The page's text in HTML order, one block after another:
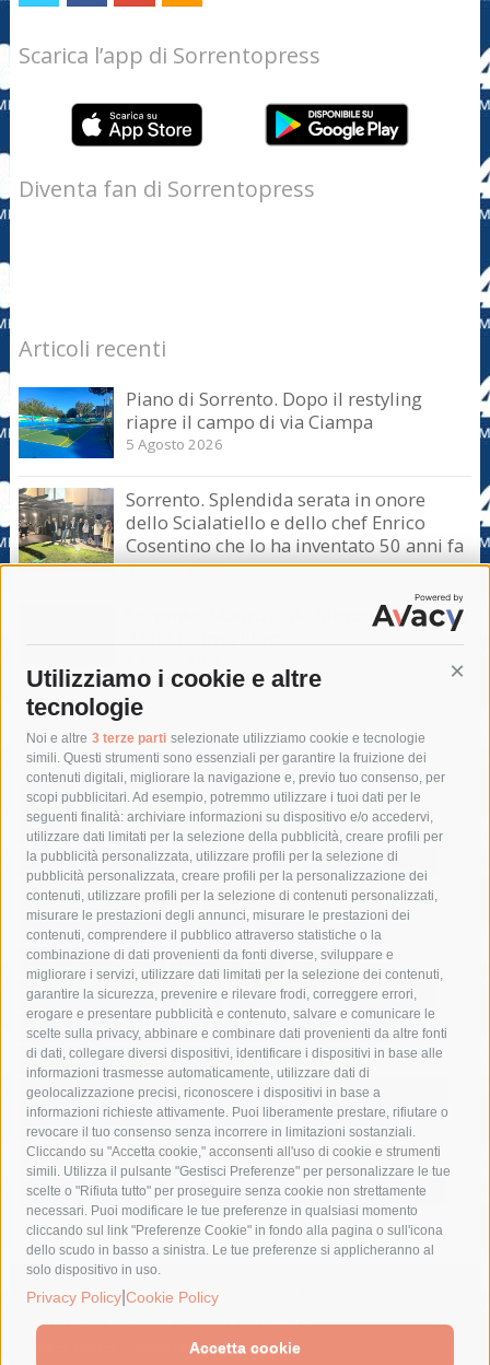
Utilizziamo i cookie e altre
tecnologie
Noi e altre 3 terze parti selezionate utilizziamo cookie e tecnologie
simili. Questi strumenti sono essenziali per garantire la fruizione dei
contenuti digitali, migliorare la navigazione e, previo tuo consenso, per
scopi pubblicitari. Ad esempio, potremmo utilizzare i tuoi dati per le
seguenti finalità: archiviare informazioni su dispositivo e/o accedervi,
utilizzare dati limitati per la selezione della pubblicità, creare profili per
la pubblicità personalizzata, utilizzare profili per la selezione di
pubblicità personalizzata, creare profili per la personalizzazione dei
contenuti, utilizzare profili per la selezione di contenuti personalizzati,
misurare le prestazioni degli annunci, misurare le prestazioni dei
contenuti, comprendere il pubblico attraverso statistiche o la
combinazione di dati provenienti da fonti diverse, sviluppare e
migliorare i servizi, utilizzare dati limitati per la selezione dei contenuti,
garantire la sicurezza, prevenire e rilevare frodi, correggere errori,
erogare e presentare pubblicità e contenuto, salvare e comunicare le
scelte sulla privacy, abbinare e combinare dati provenienti da altre fonti
di dati, collegare diversi dispositivi, identificare i dispositivi in base alle
informazioni trasmesse automaticamente, utilizzare dati di
geolocalizzazione precisi, riconoscere i dispositivi in base a
informazioni richieste attivamente. Puoi liberamente prestare, rifiutare o
revocare il tuo consenso senza incorrere in limitazioni sostanziali.
Cliccando su "Accetta cookie," acconsenti all'uso di cookie e strumenti
simili. Utilizza il pulsante "Gestisci Preferenze" per personalizzare le tue
scelte o "Rifiuta tutto" per proseguire senza cookie non strettamente
necessari. Puoi modificare le tue preferenze in qualsiasi momento
cliccando sul link "Preferenze Cookie" in fondo alla pagina o sull'icona
dello scudo in basso a sinistra. Le tue preferenze si applicheranno al
solo dispositivo in uso.
Privacy Policy Cookie Policy
Accetta cookie
Scarica l’app di Sorrentopress
Diventa fan di Sorrentopress
Articoli recenti
Piano di Sorrento. Dopo il restyling
riapre il campo di via Ciampa
5 Agosto 2026
Sorrento. Splendida serata in onore
dello Scialatiello e dello chef Enrico
Cosentino che lo ha inventato 50 anni fa
5 Agosto 2026
Sorrento. Maurizio de Giovanni presenta
il suo ultimo libro
Tag
acqua allerta meteo
anas
area marina protetta di punta campanella
arresto
Asl Napoli 3 sud
capitaneria di porto capri
carabinieri
castellammare di stabia
circumvesuviana
comune di sorrento
concerto
contagi
costiera amalfitana
covid-19 eav
elezioni
fondazione sorrento
gori guardia costiera
incidente
lavori
lorenzo balducelli mare
massa lubrense
massimo coppola
Meta napoli
ordinanza
penisola sorrentina
piano di sorrento
polizia municipale
protezione civile
Regione Campania
sant'agnello
sindaco cuomo
sorrento studenti temporali
treni
turismo
Vico Equense villa fiorentino vincenzo de luca
© 2015 SorrentoPress. All rights reserved.
Il giornale online della Penisola Sorrentina
Cookie Policy